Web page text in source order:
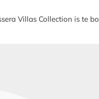
Villas Collection is te